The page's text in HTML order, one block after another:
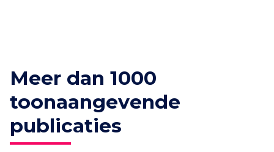
Meer dan 1000
toonaangevende
publicaties